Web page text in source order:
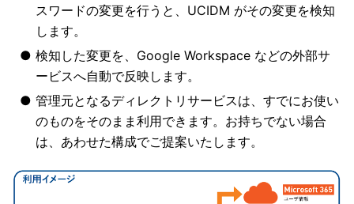
スワードの変更を行うと、UCIDM がその変更を検知
します。
検知した変更を、Google Workspace などの外部サ
ービスへ自動で反映します。
管理元となるディレクトリサービスは、すでにお使い
のものをそのまま利用できます。お持ちでない場合
は、あわせた構成でご提案いたします。